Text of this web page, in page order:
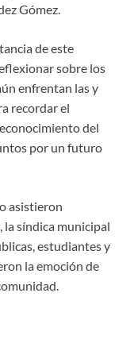
Gómez.
de este
sobre los
enfrentan las y
recordar el
del
por un futuro
asistieron
la síndica municipal
estudiantes y
la emoción de